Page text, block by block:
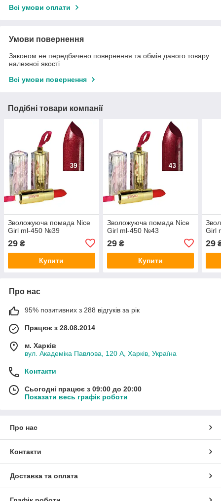
Всі умови оплати
Умови повернення
Законом не передбачено повернення та обмін даного товару
належної якості
Всі умови повернення
Подібні товари компанії
Зволожуюча помада Nice
Girl ml-450 №39
29 ₴
Купити
Зволожуюча помада Nice
Girl ml-450 №43
29₴
Купити
Girl
29
Про нас
95% позитивних з 288 відгуків за рік
Працює з 28.08.2014
м. Харків
вул. Академіка Павлова, 120 А, Харків, Україна
Контакти
Сьогодні працює з 09:00 до 20:00
Показати весь графік роботи
Про нас
Контакти
Доставка та оплата